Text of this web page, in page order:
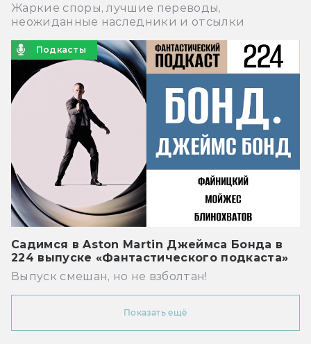
Жаркие споры, лучшие переводы,
неожиданные наследники и отсылки
Подкасты
Садимся в Aston Martin Джеймса Бонда в
224 выпуске «Фантастического подкаста»
Выпуск смешан, но не взболтан!
Показать ещё